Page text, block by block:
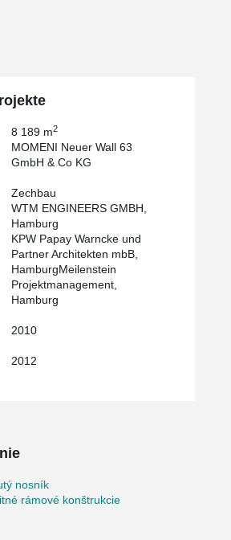
8 189 m2
MOMENI Neuer Wall 63
GmbH & Co KG
Zechbau
WTM ENGINEERS GMBH,
Hamburg
KPW Papay Warncke und
Partner Architekten mbB,
HamburgMeilenstein
Projektmanagement,
Hamburg
2010
2012
nosník
rámové konštrukcie